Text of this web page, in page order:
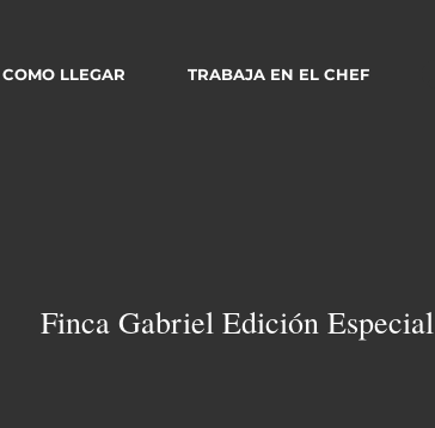
COMO LLEGAR TRABAJA EN EL CHEF
Finca Gabriel Edición Especial